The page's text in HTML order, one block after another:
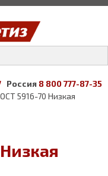
Россия 8 800 777-87-35
5916-70 Низкая